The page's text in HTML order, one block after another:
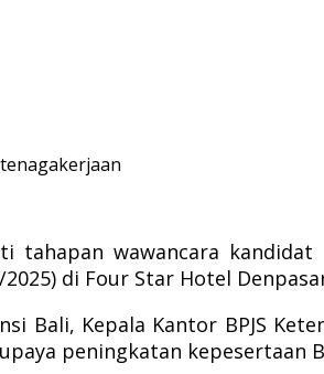
tahapan wawancara
di Four Star Hotel
Bali, Kepala Kantor BPJS
peningkatan kepesertaan